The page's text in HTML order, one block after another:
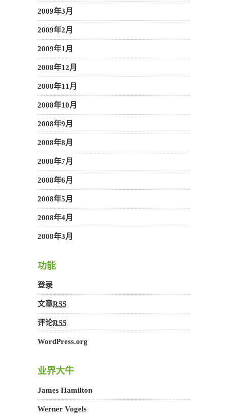
2009年3月
2009年2月
2009年1月
2008年12月
2008年11月
2008年10月
2008年9月
2008年8月
2008年7月
2008年6月
2008年5月
2008年4月
2008年3月
功能
登录
文章RSS
评论RSS
WordPress.org
业界大牛
James Hamilton
Werner Vogels